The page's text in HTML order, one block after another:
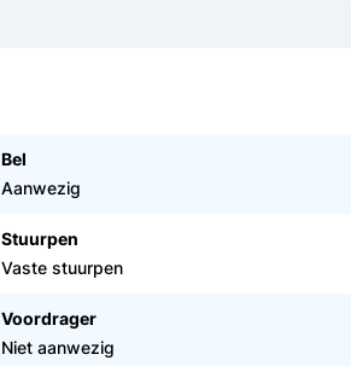
Bel
Aanwezig
Stuurpen
Vaste stuurpen
Voordrager
Niet aanwezig